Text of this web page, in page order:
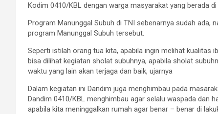
Kodim 0410/KBL dengan warga masyarakat yang berada
Program Manunggal Subuh di TNI sebenarnya sudah ada,
program Manunggal Subuh tersebut.
Seperti istilah orang tua kita, apabila ingin melihat
bisa dilihat kegiatan sholat subuhnya, apabila sholat
waktu yang lain akan terjaga dan baik, ujarnya
Dalam kegiatan ini Dandim juga menghimbau pada
Dandim 0410/KBL menghimbau agar selalu waspada dan
apabila kita meninggalkan rumah agar benar – benar di